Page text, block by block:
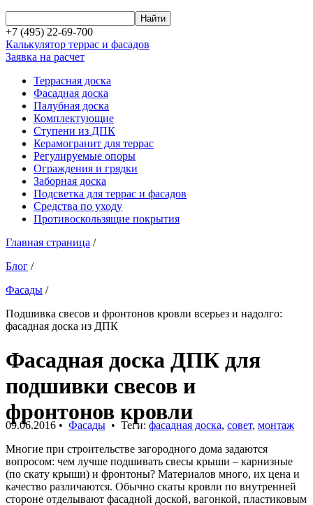
+7 (495) 22-69-700
Калькулятор террас и фасадов
Заявка на расчет
Террасная доска
Фасадная доска
Палубная доска
Комплектующие
Ступени из ДПК
Керамогранит для террас
Регулируемые опоры
Ограждения и грядки
Заборная доска
Подсветка для террас и фасадов
Средства по уходу
Противоскользящие покрытия
Главная страница /
Блог /
Фасады /
Подшивка свесов и фронтонов кровли всерьез и надолго:
фасадная доска из ДПК
Фасадная доска ДПК для
подшивки свесов и
фронтонов кровли
09.06.2016 • Фасады • Теги: фасадная доска, совет, монтаж
Многие при строительстве загородного дома задаются
вопросом: чем лучше подшивать свесы крыши – карнизные
(по скату крыши) и фронтоны? Материалов много, их цена и
качество различаются. Обычно скаты кровли по внутренней
стороне отделывают фасадной доской, вагонкой, пластиковым